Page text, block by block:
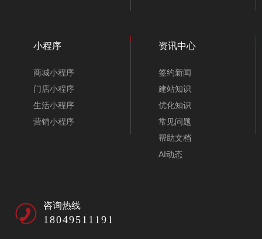
小程序
商城小程序
门店小程序
生活小程序
营销小程序
资讯中心
签约新闻
建站知识
优化知识
常见问题
帮助文档
AI动态
咨询热线
18049511191